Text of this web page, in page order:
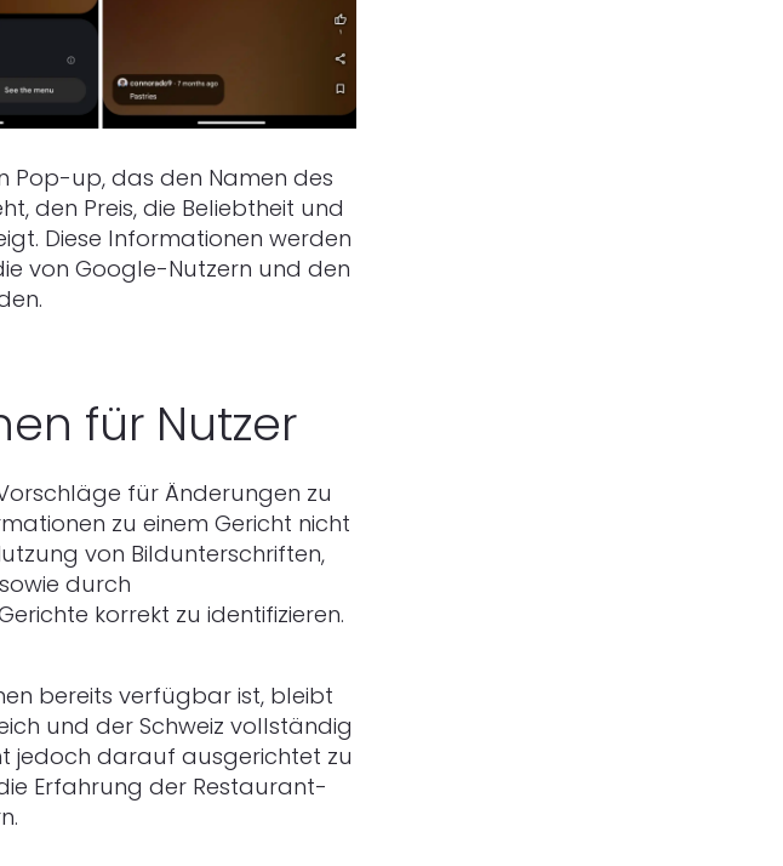
Pop-up, das den Namen des
den Preis, die Beliebtheit und
Diese Informationen werden
von Google-Nutzern und den
für Nutzer
für Änderungen zu
zu einem Gericht nicht
von Bildunterschriften,
durch
korrekt zu identifizieren.
bereits verfügbar ist, bleibt
und der Schweiz vollständig
jedoch darauf ausgerichtet zu
Erfahrung der Restaurant-